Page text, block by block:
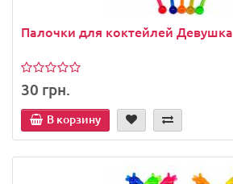
Палочки для коктейлей Девушка
30 грн.
В корзину